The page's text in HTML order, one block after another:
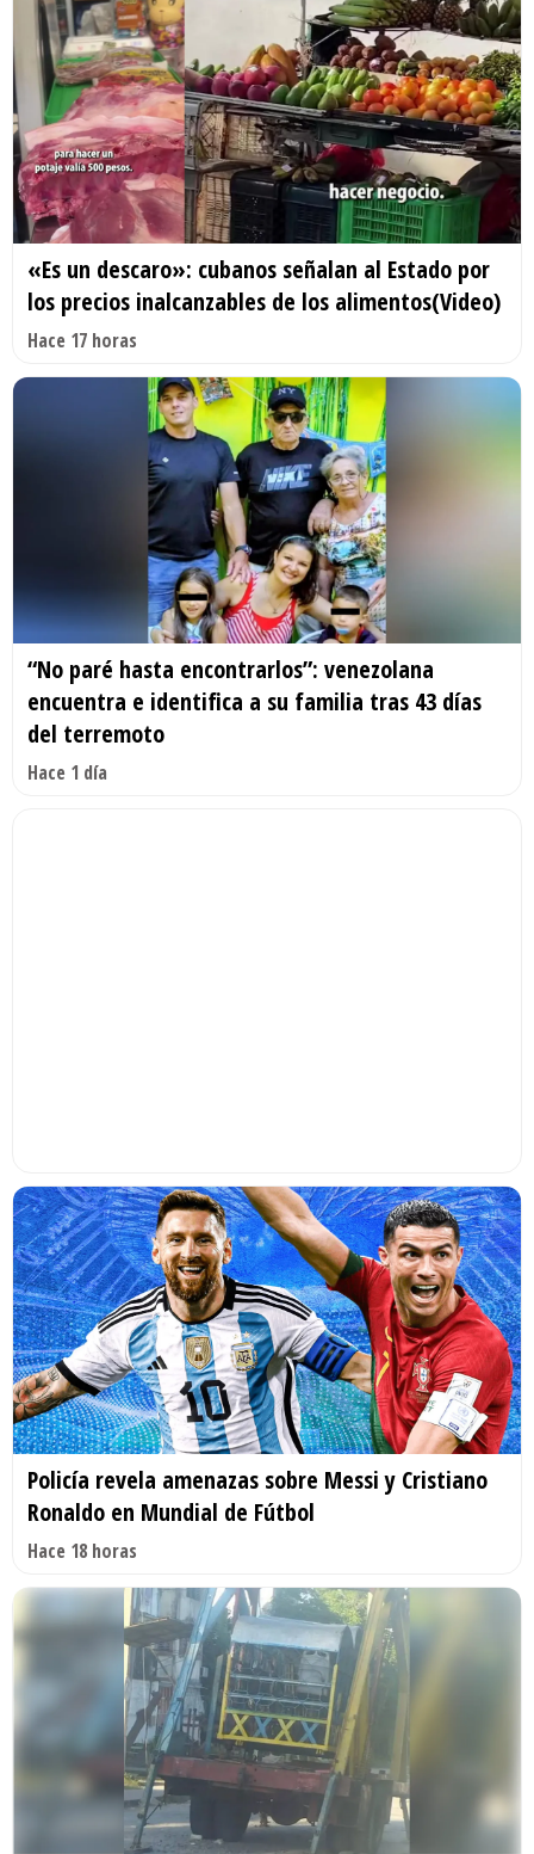
«Es un descaro»: cubanos señalan al Estado por
los precios inalcanzables de los alimentos(Video)
Hace 17 horas
“No paré hasta encontrarlos”: venezolana
encuentra e identifica a su familia tras 43 días
del terremoto
Hace 1 día
Policía revela amenazas sobre Messi y Cristiano
Ronaldo en Mundial de Fútbol
Hace 18 horas